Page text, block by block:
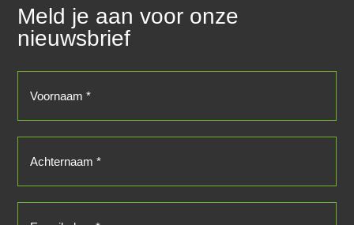
Meld je aan voor onze
nieuwsbrief